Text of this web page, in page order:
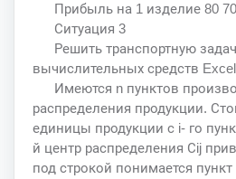
Прибыль на 1 изделие 80
Ситуация 3
Решить транспортную
вычислительных средств Excel
Имеются n пунктов
распределения продукции.
единицы продукции с i- го
й центр распределения Сij
под строкой понимается